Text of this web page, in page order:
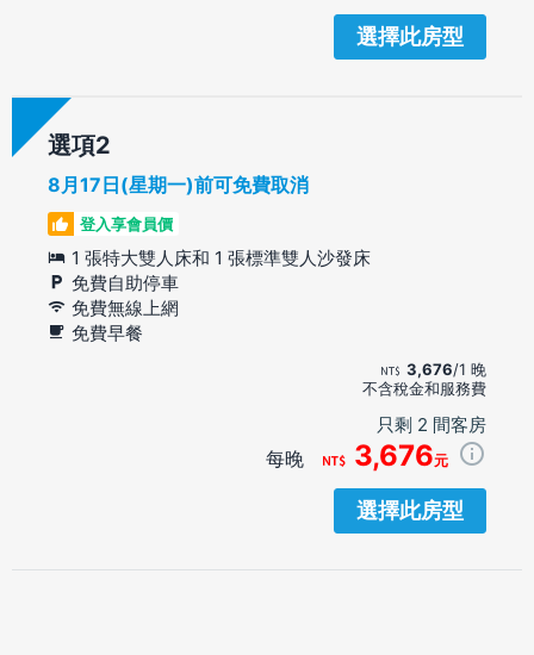
選擇此房型
選項
8月17日(星期一)前可免費取消
登入享會員價
1 張特大雙人床和 1 張標準雙人沙發床
免費自助停車
免費無線上網
免費早餐
3,676/1 晚
不含稅金和服務費
只剩 2 間客房
每晚 3,676元
選擇此房型